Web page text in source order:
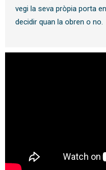
vegi la seva pròpia porta
decidir quan la obren o no.